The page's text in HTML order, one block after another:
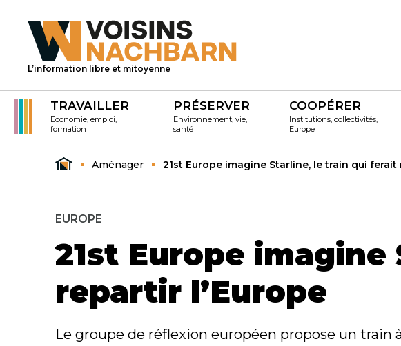
L’information libre et mitoyenne
TRAVAILLER
Economie, emploi,
formation
PRÉSERVER
Environnement, vie,
santé
COOPÉRER
Institutions, collectivités,
Europe
Aménager 21st Europe imagine Starline, le train qui ferait
EUROPE
21st Europe
repartir l’Europe
Le groupe de réflexion européen propose un train